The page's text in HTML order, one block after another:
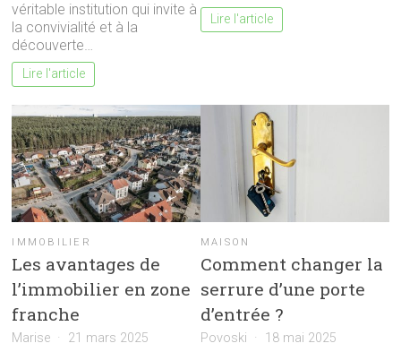
véritable institution qui invite à
la convivialité et à la
découverte…
Lire l'article
Lire l'article
IMMOBILIER
Les avantages de
l’immobilier en zone
franche
Marise 21 mars 2025
MAISON
Comment changer la
serrure d’une porte
d’entrée ?
Povoski 18 mai 2025